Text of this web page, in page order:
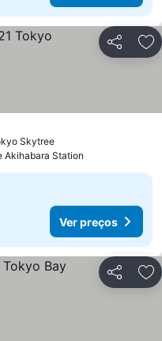
Partilhar
SkytreeVer preços
Akihabara Station
Ver preços
Partilhar